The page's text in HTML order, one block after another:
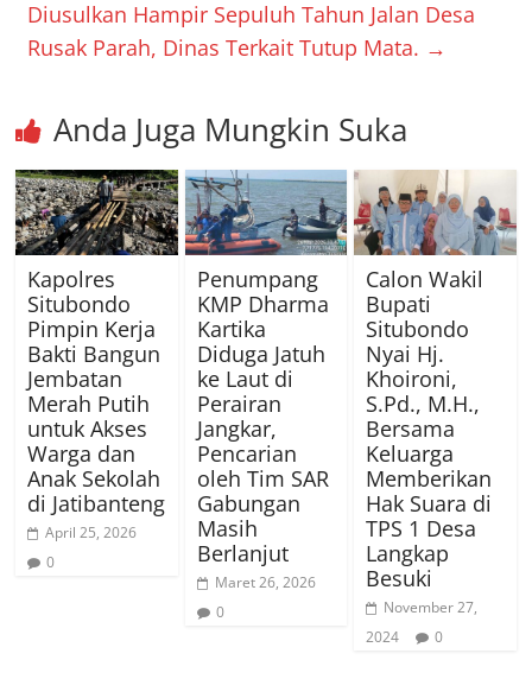
Diusulkan Hampir Sepuluh Tahun Jalan Desa
Rusak Parah, Dinas Terkait Tutup Mata. →
Anda Juga Mungkin Suka
Kapolres
Situbondo
Pimpin Kerja
Bakti Bangun
Jembatan
Merah Putih
untuk Akses
Warga dan
Anak Sekolah
di Jatibanteng
April 25, 2026
0
Penumpang
KMP Dharma
Kartika
Diduga Jatuh
ke Laut di
Perairan
Jangkar,
Pencarian
oleh Tim SAR
Gabungan
Masih
Berlanjut
Maret 26, 2026
0
Calon Wakil
Bupati
Situbondo
Nyai Hj.
Khoironi,
S.Pd., M.H.,
Bersama
Keluarga
Memberikan
Hak Suara di
TPS 1 Desa
Langkap
Besuki
November 27,
2024
0